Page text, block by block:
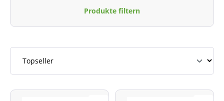
Produkte filtern